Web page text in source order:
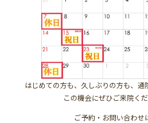
はじめての方も、久しぶりの方も、通
この機会にぜひご来院く
ご予約・お問い合わせ